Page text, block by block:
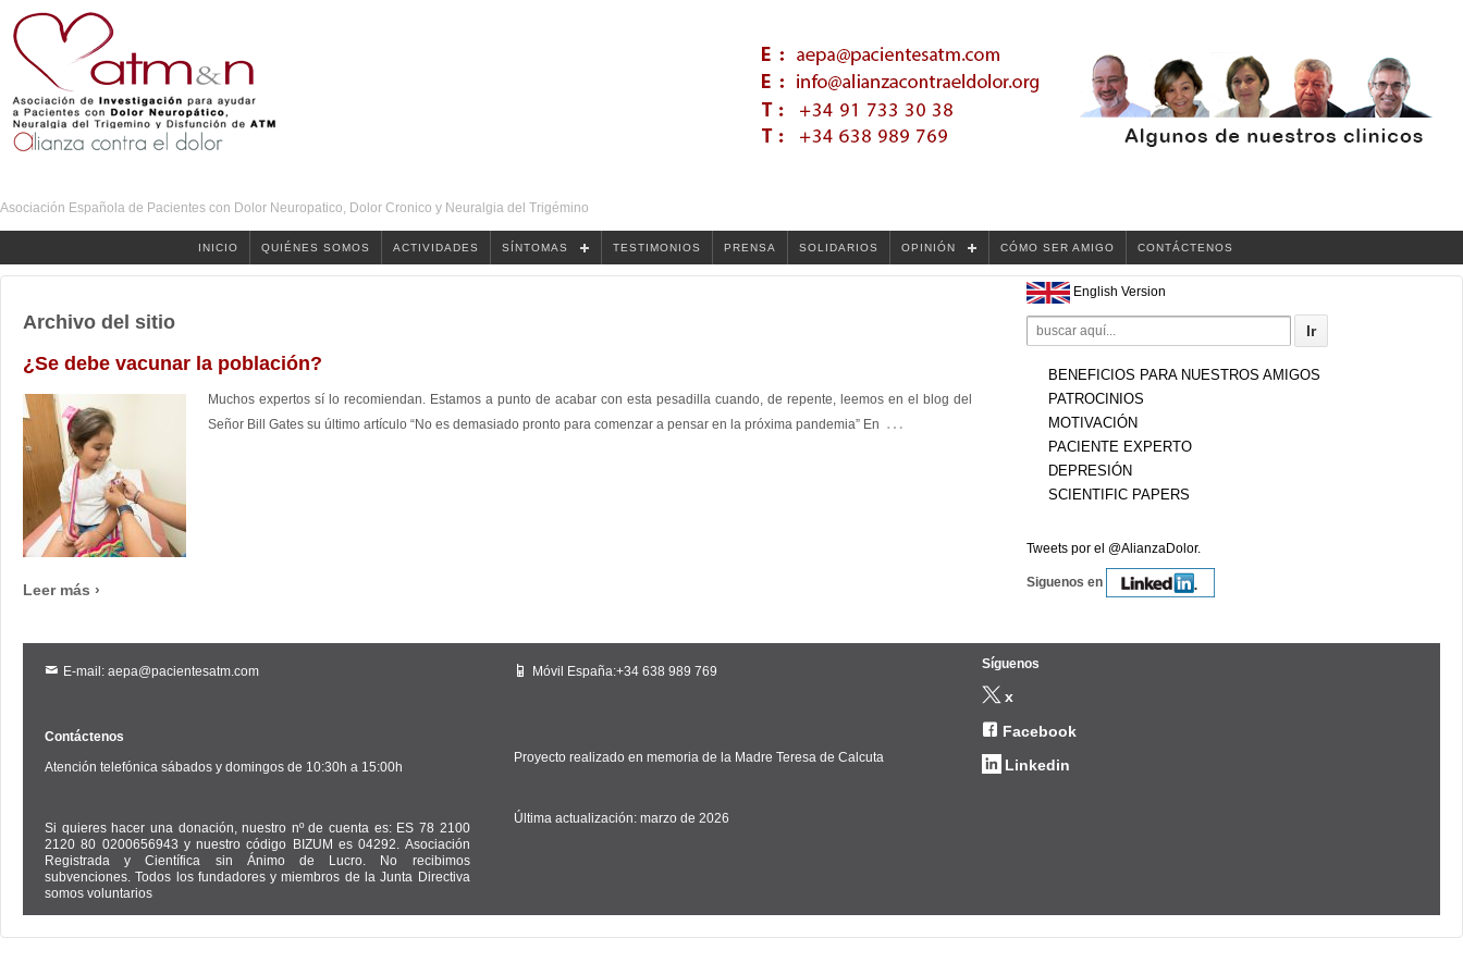
Asociación Española de Pacientes con Dolor Neuropatico, Dolor Cronico y Neuralgia del Trigémino
INICIO QUIÉNES SOMOS ACTIVIDADES SÍNTOMAS TESTIMONIOS PRENSA SOLIDARIOS OPINIÓN CÓMO SER AMIGO CONTÁCTENOS
Archivo del sitio
¿Se debe vacunar la población?
Muchos expertos sí lo recomiendan. Estamos a punto de acabar con esta pesadilla cuando, de repente, leemos en el blog del
Señor Bill Gates su último artículo “No es demasiado pronto para comenzar a pensar en la próxima pandemia” En …
Leer más ›
English Version
Search
for:
BENEFICIOS PARA NUESTROS AMIGOS
PATROCINIOS
MOTIVACIÓN
PACIENTE EXPERTO
DEPRESIÓN
SCIENTIFIC PAPERS
Tweets por el @AlianzaDolor.
Siguenos en
E-mail: aepa@pacientesatm.com
Contáctenos
Atención telefónica sábados y domingos de 10:30h a 15:00h
Si quieres hacer una donación, nuestro nº de cuenta es: ES 78 2100
2120 80 0200656943 y nuestro código BIZUM es 04292. Asociación
Registrada y Científica sin Ánimo de Lucro. No recibimos
subvenciones. Todos los fundadores y miembros de la Junta Directiva
somos voluntarios
Móvil España:+34 638 989 769
Proyecto realizado en memoria de la Madre Teresa de Calcuta
Última actualización: marzo de 2026
Síguenos
x
Facebook
Linkedin